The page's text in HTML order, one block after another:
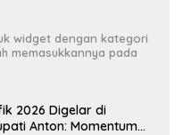
widget dengan kategori
memasukkannya pada
2026 Digelar di
Anton: Momentum